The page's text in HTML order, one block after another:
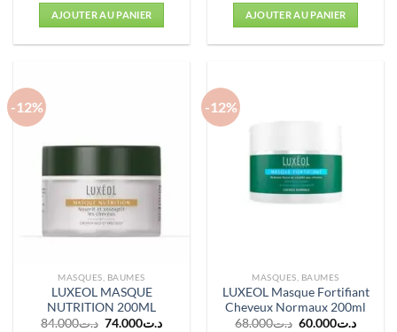
initial
était :
د.ت70.000.
AJOUTER AU PANIER AJOUTER AU PANIER
-12%
MASQUES, BAUMES
LUXEOL MASQUE
NUTRITION 200ML
د.ت84.000
Le
د.ت74.000
Le
-12%
MASQUES, BAUMES
LUXEOL Masque Fortifiant
Cheveux Normaux 200ml
د.ت68.000
Le
د.ت60.000
Le